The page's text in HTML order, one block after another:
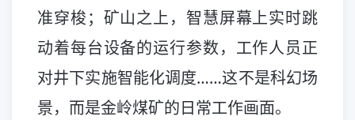
准穿梭；矿山之上，智慧屏幕上实时跳
动着每台设备的运行参数，工作人员正
对井下实施智能化调度……这不是科幻场
景，而是金岭煤矿的日常工作画面。